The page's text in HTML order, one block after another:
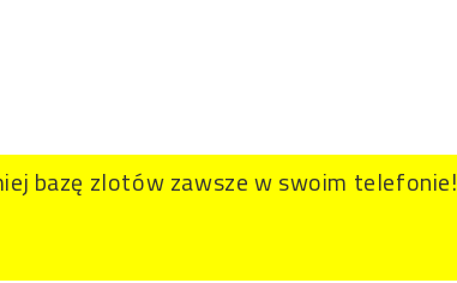
bazę zlotów zawsze w swoim telefonie!